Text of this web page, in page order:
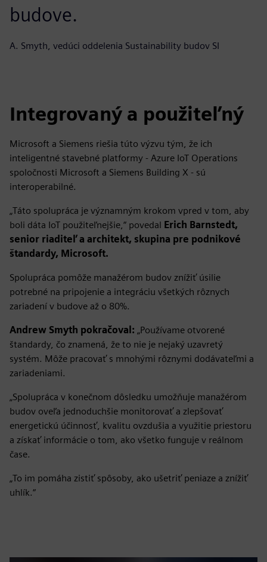
budove.
A. Smyth, vedúci oddelenia Sustainability budov SI
Integrovaný a použiteľný
Microsoft a Siemens riešia túto výzvu tým, že ich
inteligentné stavebné platformy - Azure IoT Operations
spoločnosti Microsoft a Siemens Building X - sú
interoperabilné.
„Táto spolupráca je významným krokom vpred v tom, aby
boli dáta IoT použiteľnejšie,“ povedal Erich Barnstedt,
senior riaditeľ a architekt, skupina pre podnikové
štandardy, Microsoft.
Spolupráca pomôže manažérom budov znížiť úsilie
potrebné na pripojenie a integráciu všetkých rôznych
zariadení v budove až o 80%.
Andrew Smyth pokračoval: „Používame otvorené
štandardy, čo znamená, že to nie je nejaký uzavretý
systém. Môže pracovať s mnohými rôznymi dodávateľmi a
zariadeniami.
„Spolupráca v konečnom dôsledku umožňuje manažérom
budov oveľa jednoduchšie monitorovať a zlepšovať
energetickú účinnosť, kvalitu ovzdušia a využitie priestoru
a získať informácie o tom, ako všetko funguje v reálnom
čase.
„To im pomáha zistiť spôsoby, ako ušetriť peniaze a znížiť
uhlík.“